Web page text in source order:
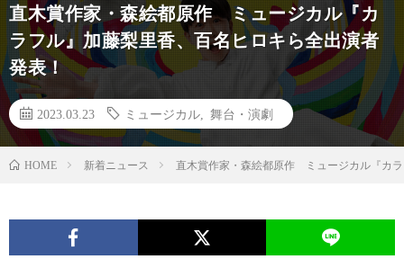
直木賞作家・森絵都原作 ミュージカル『カ
ラフル』加藤梨里香、百名ヒロキら全出演者
発表！
2023.03.23 ミュージカル 舞台・演劇
HOME 新着ニュース 直木賞作家・森絵都原作 ミュージカル『カ